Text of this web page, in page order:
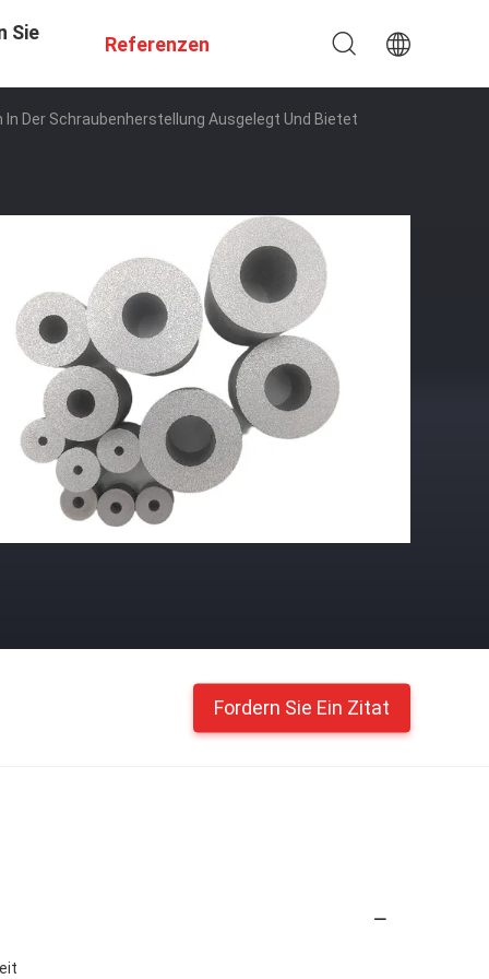
Sie
Referenzen
Der Schraubenherstellung Ausgelegt Und Bietet
Fordern Sie Ein Zitat